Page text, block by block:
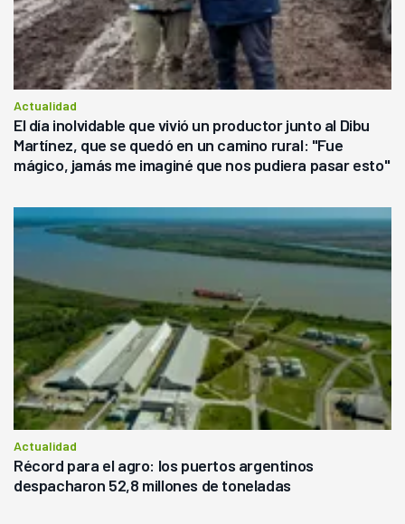
Actualidad
El día inolvidable que vivió un productor junto al Dibu
Martínez, que se quedó en un camino rural: "Fue
mágico, jamás me imaginé que nos pudiera pasar esto"
Actualidad
Récord para el agro: los puertos argentinos
despacharon 52,8 millones de toneladas